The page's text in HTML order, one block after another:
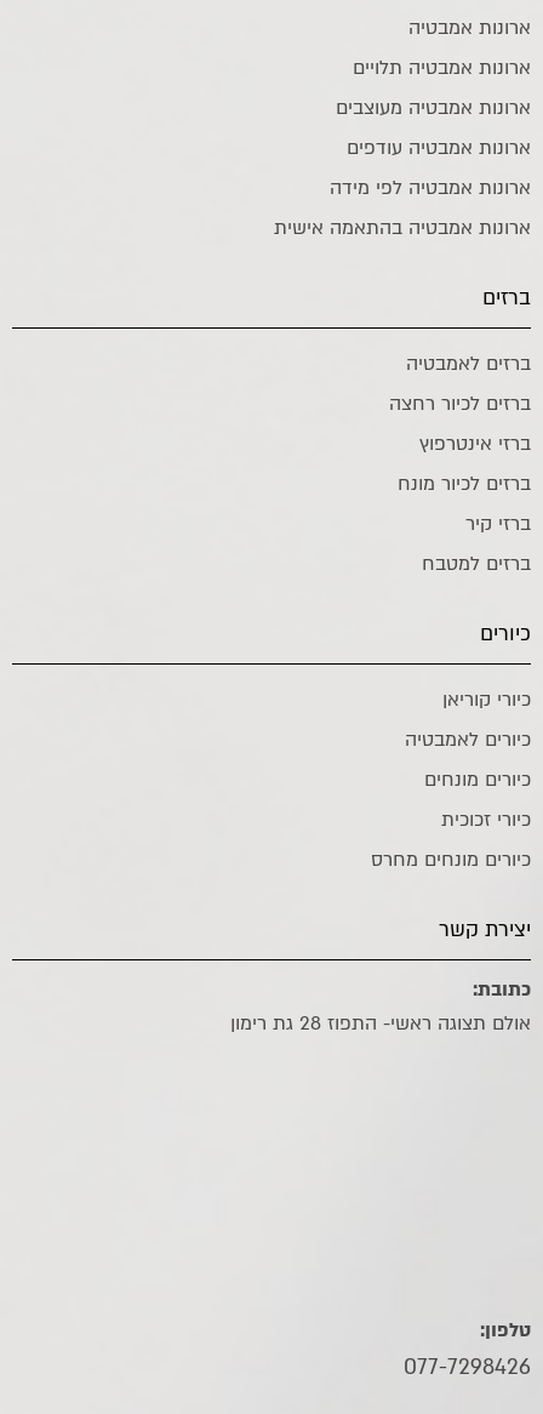
ארונות אמבטיה
ארונות אמבטיה תלויים
ארונות אמבטיה מעוצבים
ארונות אמבטיה עודפים
ארונות אמבטיה לפי מידה
ארונות אמבטיה בהתאמה אישית
ברזים
ברזים לאמבטיה
ברזים לכיור רחצה
ברזי אינטרפוץ
ברזים לכיור מונח
ברזי קיר
ברזים למטבח
כיורים
כיורי קוריאן
כיורים לאמבטיה
כיורים מונחים
כיורי זכוכית
כיורים מונחים מחרס
יצירת קשר
כתובת:
אולם תצוגה ראשי- התפוז 28 גת רימון
טלפון:
077-7298426